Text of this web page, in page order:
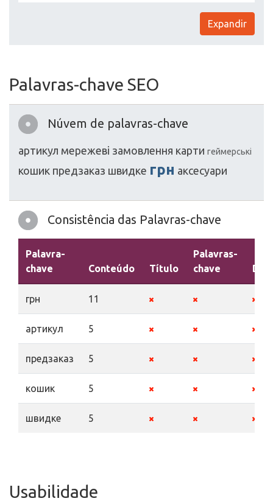
Expandir
Palavras-chave SEO
Núvem de palavras-chave
артикул мережеві замовлення карти геймерські
кошик предзаказ швидке грн аксесуари
Consistência das Palavras-chave
Palavra-
chave
Conteúdo Título
Palavras-
chave
грн 11
артикул 5
предзаказ 5
кошик 5
швидке 5
Usabilidade